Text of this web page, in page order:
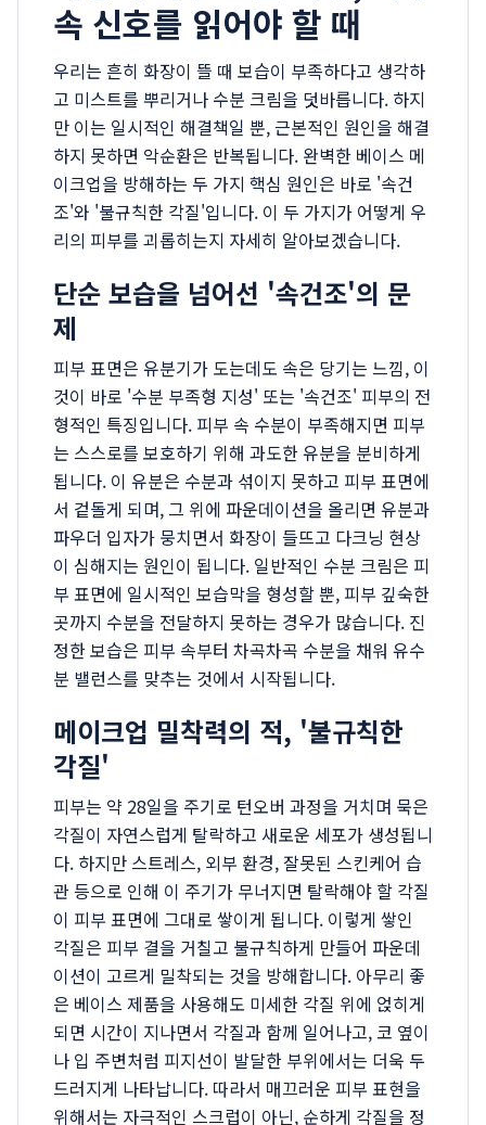
속 신호를 읽어야 할 때
우리는 흔히 화장이 뜰 때 보습이 부족하다고 생각하
고 미스트를 뿌리거나 수분 크림을 덧바릅니다. 하지
만 이는 일시적인 해결책일 뿐, 근본적인 원인을 해결
하지 못하면 악순환은 반복됩니다. 완벽한 베이스 메
이크업을 방해하는 두 가지 핵심 원인은 바로 '속건
조'와 '불규칙한 각질'입니다. 이 두 가지가 어떻게 우
리의 피부를 괴롭히는지 자세히 알아보겠습니다.
단순 보습을 넘어선 '속건조'의 문
제
피부 표면은 유분기가 도는데도 속은 당기는 느낌, 이
것이 바로 '수분 부족형 지성' 또는 '속건조' 피부의 전
형적인 특징입니다. 피부 속 수분이 부족해지면 피부
는 스스로를 보호하기 위해 과도한 유분을 분비하게
됩니다. 이 유분은 수분과 섞이지 못하고 피부 표면에
서 겉돌게 되며, 그 위에 파운데이션을 올리면 유분과
파우더 입자가 뭉치면서 화장이 들뜨고 다크닝 현상
이 심해지는 원인이 됩니다. 일반적인 수분 크림은 피
부 표면에 일시적인 보습막을 형성할 뿐, 피부 깊숙한
곳까지 수분을 전달하지 못하는 경우가 많습니다. 진
정한 보습은 피부 속부터 차곡차곡 수분을 채워 유수
분 밸런스를 맞추는 것에서 시작됩니다.
메이크업 밀착력의 적, '불규칙한
각질'
피부는 약 28일을 주기로 턴오버 과정을 거치며 묵은
각질이 자연스럽게 탈락하고 새로운 세포가 생성됩니
다. 하지만 스트레스, 외부 환경, 잘못된 스킨케어 습
관 등으로 인해 이 주기가 무너지면 탈락해야 할 각질
이 피부 표면에 그대로 쌓이게 됩니다. 이렇게 쌓인
각질은 피부 결을 거칠고 불규칙하게 만들어 파운데
이션이 고르게 밀착되는 것을 방해합니다. 아무리 좋
은 베이스 제품을 사용해도 미세한 각질 위에 얹히게
되면 시간이 지나면서 각질과 함께 일어나고, 코 옆이
나 입 주변처럼 피지선이 발달한 부위에서는 더욱 두
드러지게 나타납니다. 따라서 매끄러운 피부 표현을
위해서는 자극적인 스크럽이 아닌, 순하게 각질을 정